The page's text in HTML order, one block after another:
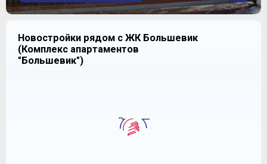
2
3
4
Новостройки рядом с ЖК Большевик
(Комплекс апартаментов
"Большевик")